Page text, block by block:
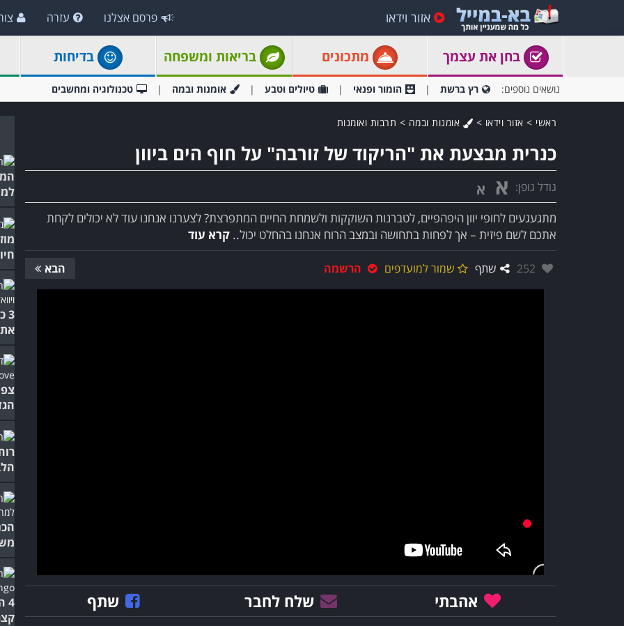
אזור וידאו פרסם אצלנו עזרה
בחן את עצמך מתכונים בריאות ומשפחה בדיחות
נושאים נוספים: רץ ברשת הומור ופנאי טיולים וטבע אומנות ובמה טכנולוגיה ומחשבים
ראשי > אזור וידאו > אומנות ובמה > תרבות ואומנות
כנרית מבצעת את "הריקוד של זורבה" על חוף הים ביוון
גודל גופן: א א
מתגעגעים לחופי יוון היפהפיים, לטברנות השוקקות ולשמחת החיים המתפרצת? לצערנו אנחנו עוד לא יכולים לקחת
אתכם לשם פיזית – אך לפחות בתחושה ובמצב הרוח אנחנו בהחלט יכול.. קרא עוד
אהבו:
252 שתף שמור למועדפים הרשמה הבא
אהבתי שלח לחבר שתף